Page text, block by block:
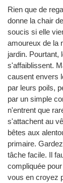
Rien que de
donne la chair
soucis si elle
amoureux de la
jardin. Pourtant,
s'affaiblissent.
causent envers
par leurs poils,
par un simple
n'entrent que
s'attachent au
bêtes aux
primaire.
tâche facile. Il
compliquée
vous en croyez